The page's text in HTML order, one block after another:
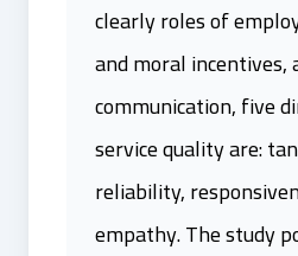
clearly roles of
and moral
communication, five
service quality are:
reliability,
empathy. The study